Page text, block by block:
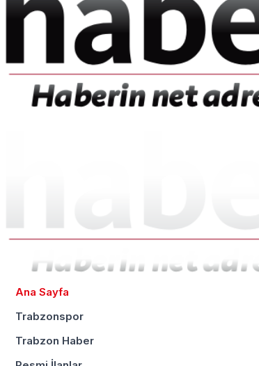
Ana Sayfa
Trabzonspor
Trabzon Haber